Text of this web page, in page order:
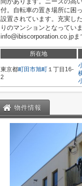
付。自転車の置き場所に困
設置されています。充実し
りのマンションとなってい
info@ibiscorporation.co.jpま
所在地
東京都町田市旭町 １丁目16-
2
物件情報